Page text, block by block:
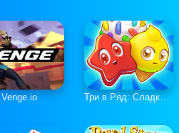
Venge.io Три в Ряд: Сладкие Загадки